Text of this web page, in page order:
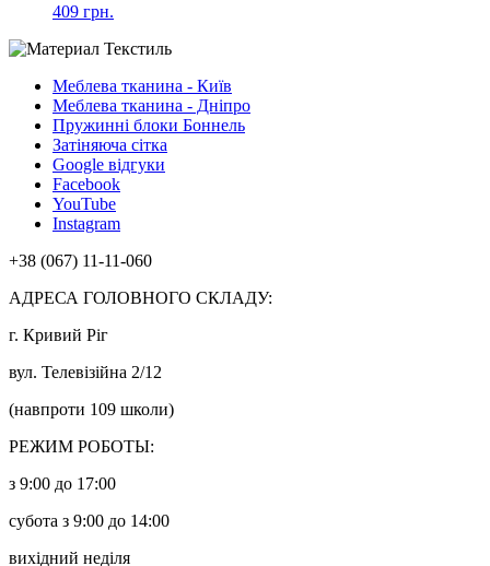
409 грн.
Меблева тканина - Київ
Меблева тканина - Дніпро
Пружинні блоки Боннель
Затіняюча сітка
Google відгуки
Facebook
YouTube
Instagram
+38 (067) 11-11-060
АДРЕСА ГОЛОВНОГО СКЛАДУ:
г. Кривий Ріг
вул. Телевізійна 2/12
(навпроти 109 школи)
РЕЖИМ РОБОТЫ:
з 9:00 до 17:00
субота з 9:00 до 14:00
вихідний неділя